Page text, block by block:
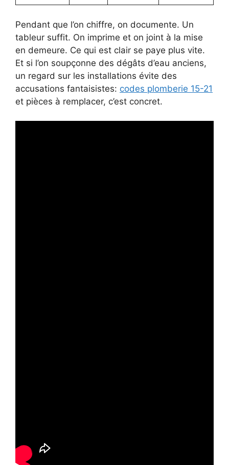
Pendant que l’on chiffre, on documente. Un
tableur suffit. On imprime et on joint à la mise
en demeure. Ce qui est clair se paye plus vite.
Et si l’on soupçonne des dégâts d’eau anciens,
un regard sur les installations évite des
accusations fantaisistes: codes plomberie 15-21
et pièces à remplacer, c’est concret.